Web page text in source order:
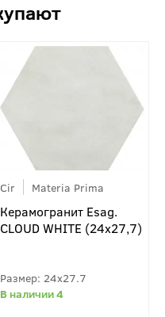
Cir Materia Prima
Керамогранит Esag.
CLOUD WHITE (24x27,7)
24x27.7
4